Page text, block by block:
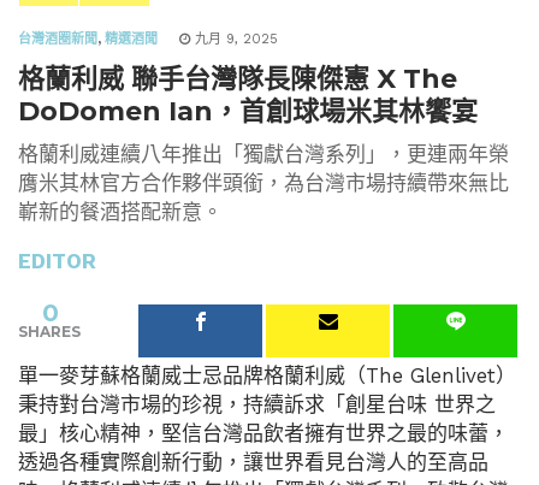
台灣酒圈新聞, 精選酒聞 九月 9, 2025
格蘭利威 聯手台灣隊長陳傑憲 X The
DoDomen Ian，首創球場米其林饗宴
格蘭利威連續八年推出「獨獻台灣系列」，更連兩年榮
膺米其林官方合作夥伴頭銜，為台灣市場持續帶來無比
嶄新的餐酒搭配新意。
EDITOR
0
SHARES
單一麥芽蘇格蘭威士忌品牌格蘭利威（The Glenlivet）
秉持對台灣市場的珍視，持續訴求「創星台味 世界之
最」核心精神，堅信台灣品飲者擁有世界之最的味蕾，
透過各種實際創新行動，讓世界看見台灣人的至高品